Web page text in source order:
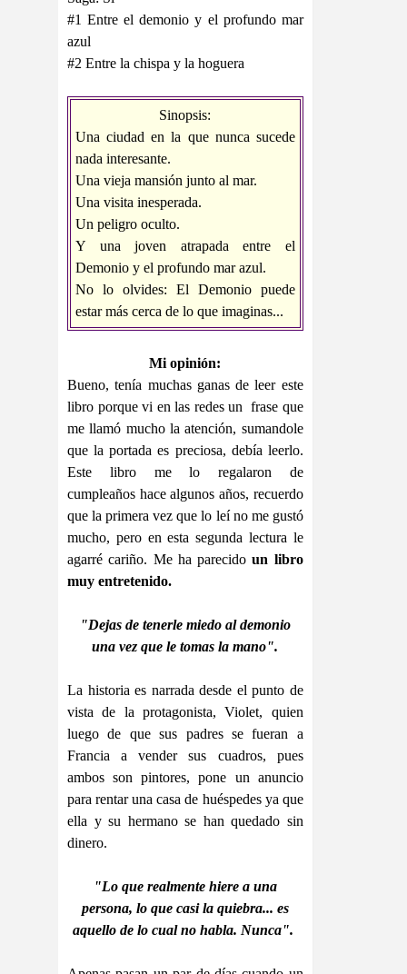
#1 Entre el demonio y el profundo mar
azul
#2 Entre la chispa y la hoguera
Sinopsis:
Una ciudad en la que nunca sucede
nada interesante.
Una vieja mansión junto al mar.
Una visita inesperada.
Un peligro oculto.
Y una joven atrapada entre el
Demonio y el profundo mar azul.
No lo olvides: El Demonio puede
estar más cerca de lo que imaginas...
Mi opinión:
Bueno, tenía muchas ganas de leer este
libro porque vi en las redes un frase que
me llamó mucho la atención, sumandole
que la portada es preciosa, debía leerlo.
Este libro me lo regalaron de
cumpleaños hace algunos años, recuerdo
que la primera vez que lo leí no me gustó
mucho, pero en esta segunda lectura le
agarré cariño. Me ha parecidoun libro
muy entretenido.
"Dejas de tenerle miedo al demonio
una vez que le tomas la mano".
La historia es narrada desde el punto de
vista de la protagonista, Violet, quien
luego de que sus padres se fueran a
Francia a vender sus cuadros, pues
ambos son pintores, pone un anuncio
para rentar una casa de huéspedes ya que
ella y su hermano se han quedado sin
dinero.
"Lo que realmente hiere a una
persona, lo que casi la quiebra... es
aquello de lo cual no habla. Nunca".